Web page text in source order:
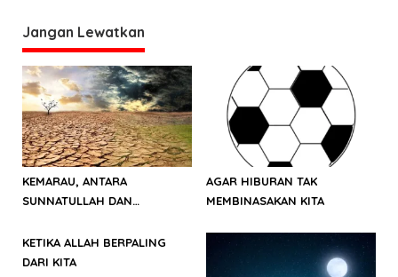
s
Jangan Lewatkan
KEMARAU, ANTARA
SUNNATULLAH DAN
AGAR HIBURAN TAK
MEMBINASAKAN KITA
KETIKA ALLAH BERPALING
DARI KITA